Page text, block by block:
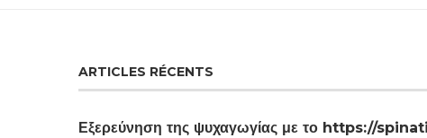
ARTICLES RÉCENTS
Εξερεύνηση της ψυχαγωγίας με το https://